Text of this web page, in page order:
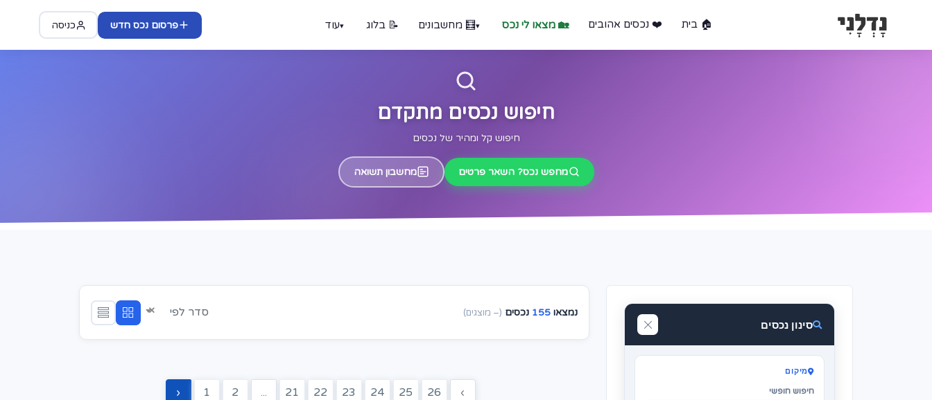
🏠 בית ❤️ נכסים אהובים 🏡 מצאו לי נכס 🧮 מחשבונים 📝 בלוג עוד פרסום נכס חדש כניסה
חיפוש נכסים מתקדם
חיפוש קל ומהיר של נכסים
מחפש נכס? השאר פרטים מחשבון תשואה
סינון נכסים
מיקום
חיפוש חופשי
נמצאו 155 נכסים (– מוצגים) × סדר לפי
‹ 1 2 ... 21 22 23 24 25 26 ›